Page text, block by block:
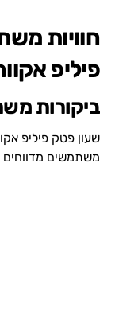
חוויות
פיליפ
ביקורות
שעון פטק פיליפ
משתמשים מדווחים